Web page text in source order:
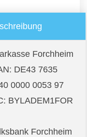
Forchheim
DE43 7635
0000 0053 97
BYLADEM1FOR
Forchheim